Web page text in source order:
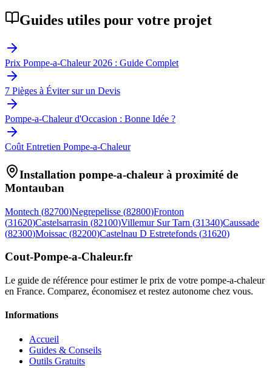
Guides utiles pour votre projet
Prix Pompe-a-Chaleur 2026 : Guide Complet
7 Pièges à Éviter sur un Devis
Pompe-a-Chaleur d'Occasion : Bonne Idée ?
Coût Entretien Pompe-a-Chaleur
Installation pompe-a-chaleur à proximité de
Montauban
Montech (82700)Negrepelisse (82800)Fronton
(31620)Castelsarrasin (82100)Villemur Sur Tarn (31340)Caussade
(82300)Moissac (82200)Castelnau D Estretefonds (31620)
Cout-Pompe-a-Chaleur.fr
Le guide de référence pour estimer le prix de votre pompe-a-chaleur
en France. Comparez, économisez et restez autonome chez vous.
Informations
Accueil
Guides & Conseils
Outils Gratuits